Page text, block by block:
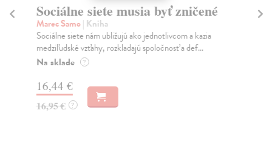
Sociálne siete musia byť zničené
Marec Samo| Kniha
Sociálne siete nám ubližujú ako jednotlivcom a kazia
medziľudské vzťahy, rozkladajú spoločnosť a def...
Na sklade ?
16,44 €
16,95 € ?